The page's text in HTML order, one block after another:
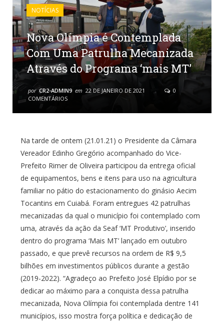
NOTÍCIAS
Nova Olímpia é Contemplada
Com Uma Patrulha Mecanizada
Através do Programa ‘mais MT’
por CR2-ADMIN9 em 22 DE JANEIRO DE 2021
0
COMENTÁRIOS
Na tarde de ontem (21.01.21) o Presidente da Câmara
Vereador Edinho Gregório acompanhado do Vice-
Prefeito Rimer de Oliveira participou da entrega oficial
de equipamentos, bens e itens para uso na agricultura
familiar no pátio do estacionamento do ginásio Aecim
Tocantins em Cuiabá. Foram entregues 42 patrulhas
mecanizadas da qual o município foi contemplado com
uma, através da ação da Seaf ‘MT Produtivo’, inserido
dentro do programa ‘Mais MT’ lançado em outubro
passado, e que prevê recursos na ordem de R$ 9,5
bilhões em investimentos públicos durante a gestão
(2019-2022). “Agradeço ao Prefeito José Elpídio por se
dedicar ao máximo para a conquista dessa patrulha
mecanizada, Nova Olímpia foi contemplada dentre 141
municípios, isso mostra força política e dedicação de